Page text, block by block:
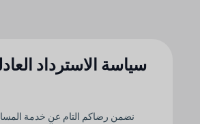
سياسة الاسترداد
نضمن رضاكم التام عن خدمة